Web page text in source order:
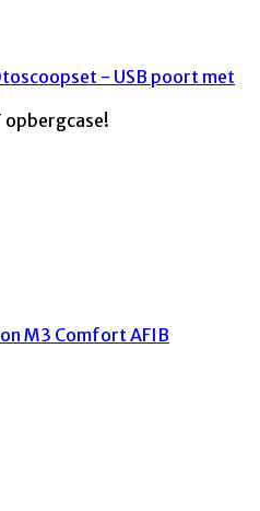
- USB poort met
M3 Comfort AFIB